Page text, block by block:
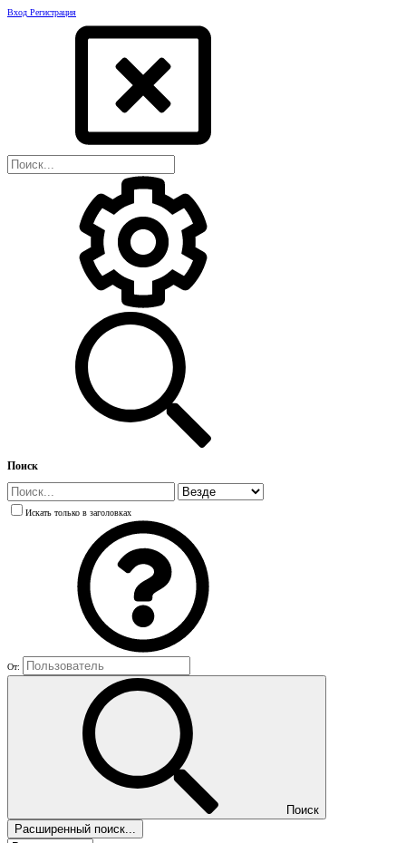
Вход Регистрация
Поиск
Искать только в заголовках
От:
Поиск
Расширенный поиск...